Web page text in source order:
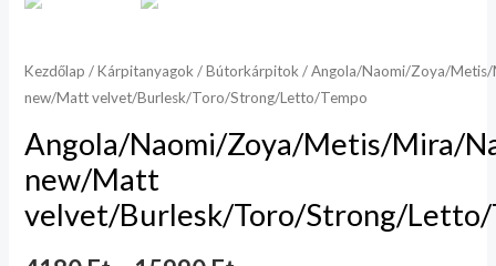
Kezdőlap /Kárpitanyagok /Bútorkárpitok / Angola/Naomi/Zoya/Metis/
new/Matt velvet/Burlesk/Toro/Strong/Letto/Tempo
Angola/Naomi/Zoya/Metis/Mira/
new/Matt
velvet/Burlesk/Toro/Strong/Letto/